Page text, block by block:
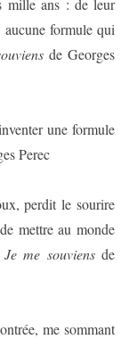
mille ans : de leur
aucune formule qui
de Georges
une formule
Perec
perdit le sourire
mettre au monde
Je me souviensde
me sommant